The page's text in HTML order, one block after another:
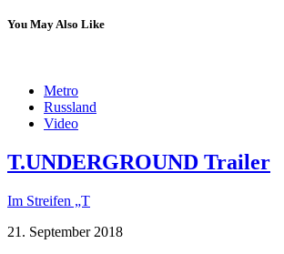
You May Also Like
Metro
Russland
Video
T.UNDERGROUND Trailer
Im Streifen „T
21. September 2018